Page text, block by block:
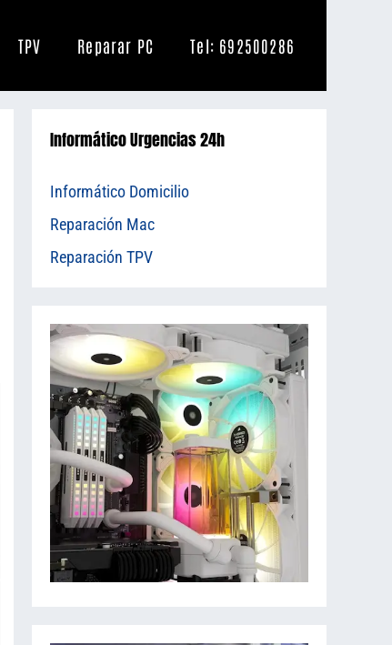
TPV Reparar PC Tel: 692500286
Informático Urgencias 24h
Informático Domicilio
Reparación Mac
Reparación TPV